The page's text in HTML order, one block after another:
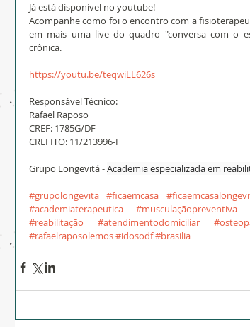
Já está disponível no youtube!
Acompanhe como foi o encontro com a
em mais uma live do quadro "conversa com o
crônica.
https://youtu.be/teqwiLL626s
Responsável Técnico:
Rafael Raposo
CREF: 1785G/DF
CREFITO: 11/213996-F
Grupo Longevitá - Academia especializada em
#grupolongevita #ficaemcasa
#academiaterapeutica
#musculaçãopreventiva
#reabilitação
#atendimentodomiciliar
#rafaelraposolemos#idosodf#brasilia